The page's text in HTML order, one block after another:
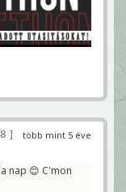
több mint 5 éve
nap 😊 C'mon